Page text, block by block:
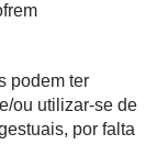
podem ter
ou utilizar-se de
por falta